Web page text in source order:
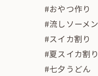
#おやつ作り
#流しソーメン
#スイカ割り
#夏スイカ割り
#七夕うどん